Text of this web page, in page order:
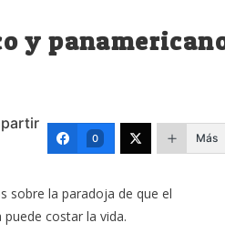
y
0 Más
sobre la paradoja de que el
costar la vida.